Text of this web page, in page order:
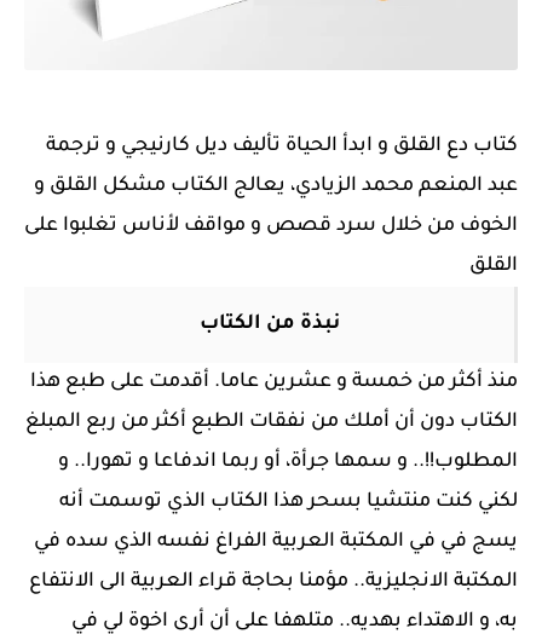
كتاب دع القلق و ابدأ الحياة تأليف ديل كارنيجي و ترجمة
عبد المنعم محمد الزيادي، يعالج الكتاب مشكل القلق و
الخوف من خلال سرد قصص و مواقف لأناس تغلبوا على
القلق
نبذة من الكتاب
منذ أكثر من خمسة و عشرين عاما. أقدمت على طبع هذا
الكتاب دون أن أملك من نفقات الطبع أكثر من ربع المبلغ
المطلوب!!.. و سمها جرأة، أو ربما اندفاعا و تهورا.. و
لكني كنت منتشيا بسحر هذا الكتاب الذي توسمت أنه
يسج في في المكتبة العربية الفراغ نفسه الذي سده في
المكتبة الانجليزية.. مؤمنا بحاجة قراء العربية الى الانتفاع
به، و الاهتداء بهديه.. متلهفا على أن أرى اخوة لي في